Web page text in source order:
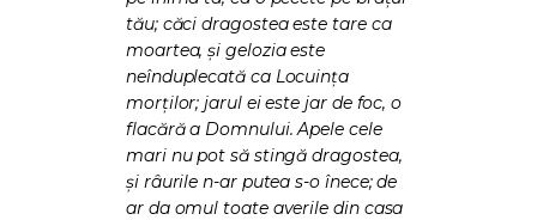
tău; căci dragostea este tare ca
moartea, și gelozia este
neînduplecată ca Locuința
morților; jarul ei este jar de foc, o
flacără a Domnului. Apele cele
mari nu pot să stingă dragostea,
și râurile n-ar putea s-o înece; de
ar da omul toate averile din casa